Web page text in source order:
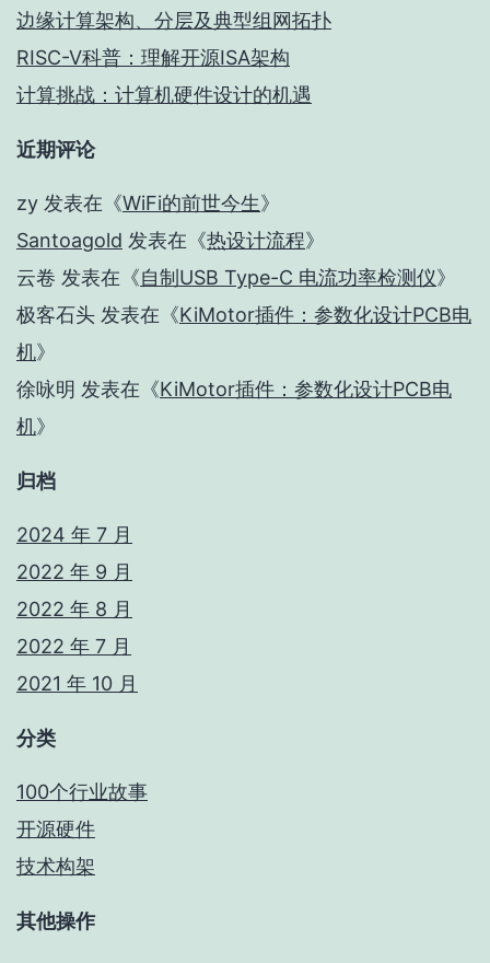
边缘计算架构、分层及典型组网拓扑
RISC-V科普：理解开源ISA架构
计算挑战：计算机硬件设计的机遇
近期评论
zy 发表在《WiFi的前世今生》
Santoagold 发表在《热设计流程》
云卷 发表在《自制USB Type-C 电流功率检测仪》
极客石头 发表在《KiMotor插件：参数化设计PCB电
机》
徐咏明 发表在《KiMotor插件：参数化设计PCB电
机》
归档
2024 年 7 月
2022 年 9 月
2022 年 8 月
2022 年 7 月
2021 年 10 月
分类
100个行业故事
开源硬件
技术构架
其他操作